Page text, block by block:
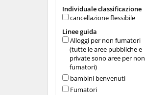
Individuale classificazione
cancellazione flessibile
Linee guida
Alloggi per non fumatori
(tutte le aree pubbliche e
private sono aree per non
fumatori)
bambini benvenuti
Fumatori